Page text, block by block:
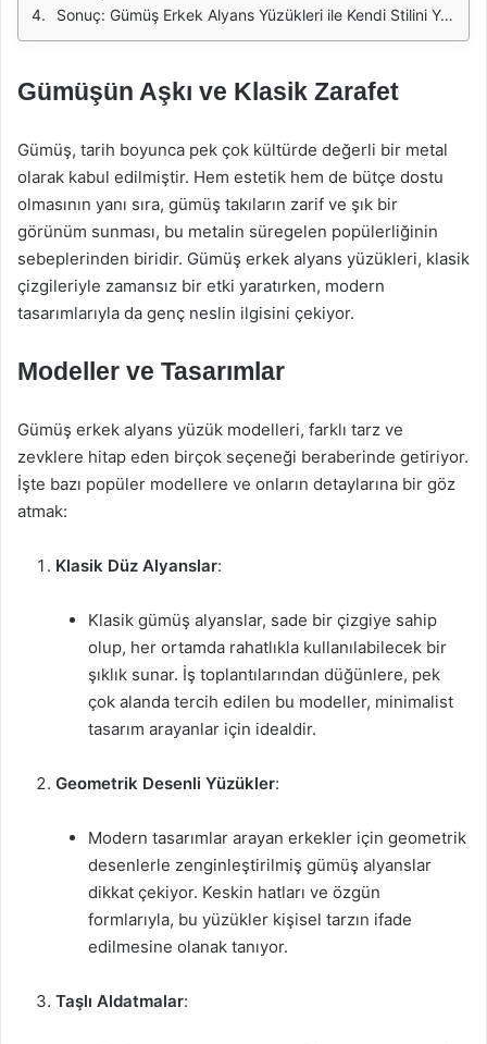
Sonuç: Gümüş Erkek Alyans Yüzükleri ile Kendi Stilini Yarat
Gümüşün Aşkı ve Klasik Zarafet
Gümüş, tarih boyunca pek çok kültürde değerli bir metal
olarak kabul edilmiştir. Hem estetik hem de bütçe dostu
olmasının yanı sıra, gümüş takıların zarif ve şık bir
görünüm sunması, bu metalin süregelen popülerliğinin
sebeplerinden biridir. Gümüş erkek alyans yüzükleri, klasik
çizgileriyle zamansız bir etki yaratırken, modern
tasarımlarıyla da genç neslin ilgisini çekiyor.
Modeller ve Tasarımlar
Gümüş erkek alyans yüzük modelleri, farklı tarz ve
zevklere hitap eden birçok seçeneği beraberinde getiriyor.
İşte bazı popüler modellere ve onların detaylarına bir göz
atmak:
Klasik Düz Alyanslar:
Klasik gümüş alyanslar, sade bir çizgiye sahip
olup, her ortamda rahatlıkla kullanılabilecek bir
şıklık sunar. İş toplantılarından düğünlere, pek
çok alanda tercih edilen bu modeller, minimalist
tasarım arayanlar için idealdir.
Geometrik Desenli Yüzükler:
Modern tasarımlar arayan erkekler için geometrik
desenlerle zenginleştirilmiş gümüş alyanslar
dikkat çekiyor. Keskin hatları ve özgün
formlarıyla, bu yüzükler kişisel tarzın ifade
edilmesine olanak tanıyor.
Taşlı Aldatmalar: